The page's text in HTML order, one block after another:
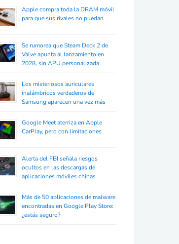
Apple compra toda la DRAM móvil
para que sus rivales no puedan
Se rumorea que Steam Deck 2 de
Valve apunta al lanzamiento en
2028, sin APU personalizada
Los misteriosos auriculares
inalámbricos verdaderos de
Samsung aparecen una vez más
Google Meet aterriza en Apple
CarPlay, pero con limitaciones
Alerta del FBI señala riesgos
ocultos en las descargas de
aplicaciones móviles chinas
Más de 50 aplicaciones de malware
encontradas en Google Play Store:
¿estás seguro?